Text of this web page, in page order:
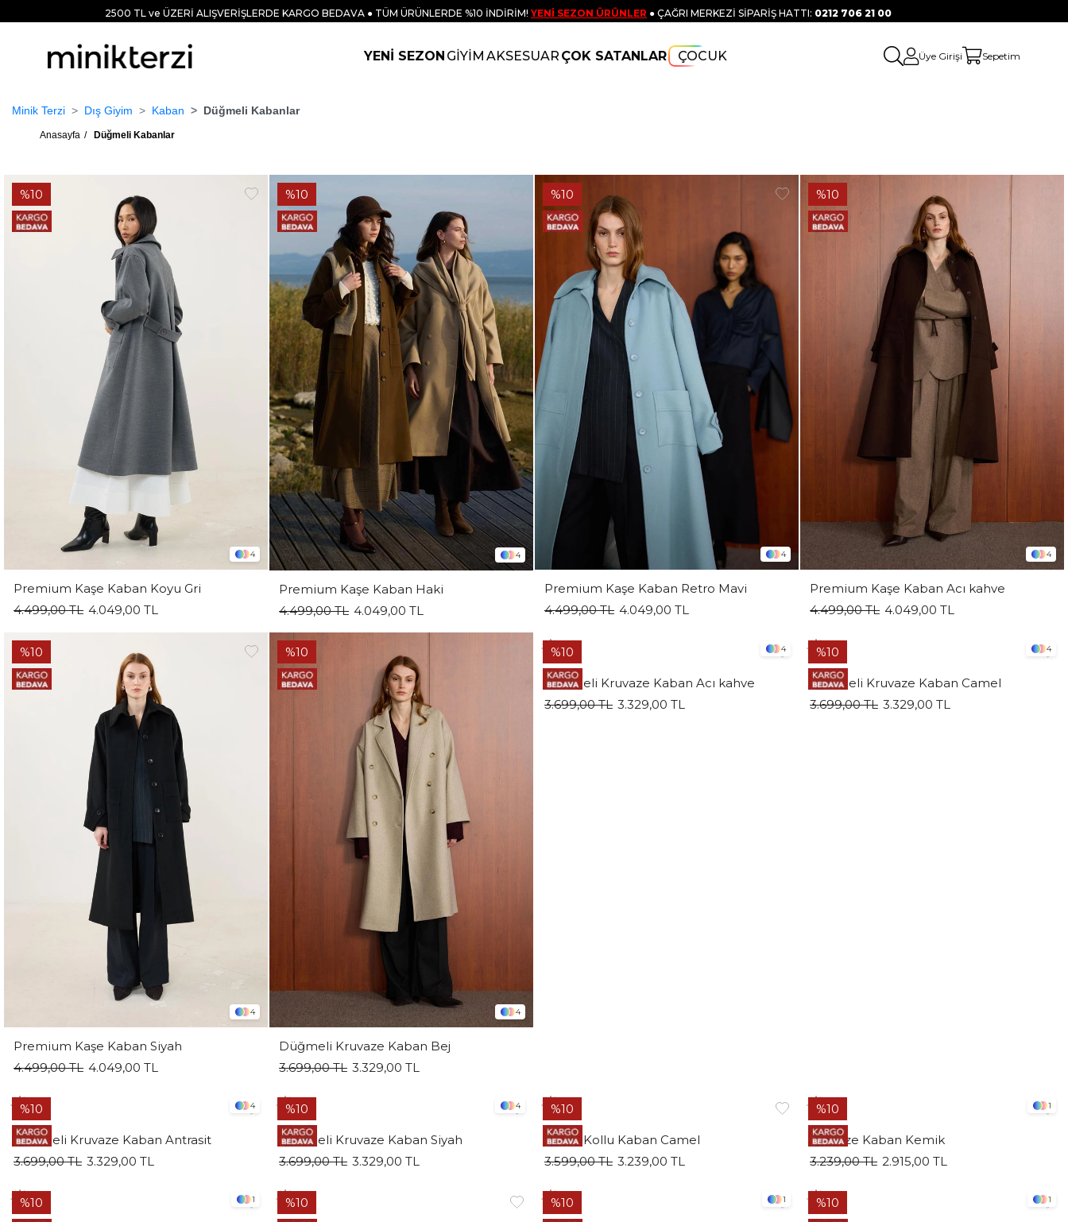
2500 TL ve ÜZERİ ALIŞVERİŞLERDE KARGO BEDAVA ● TÜM ÜRÜNLERDE %10 İNDİRİM! YENİ SEZON ÜRÜNLER ● ÇAĞRI MERKEZİ SİPARİŞ HATTI: 0212 706 21 00
YENİ SEZON GİYİM AKSESUAR ÇOK SATANLAR ÇOCUK Üye Girişi Sepetim
Anasayfa Düğmeli Kabanlar
4
Premium Kaşe Kaban Koyu Gri
4.049,00 TL
4.499,00 TL
%10
4
Premium Kaşe Kaban Haki
4.049,00 TL
4.499,00 TL
%10
4
Premium Kaşe Kaban Retro Mavi
4.049,00 TL
4.499,00 TL
%10
4
Premium Kaşe Kaban Acı kahve
4.049,00 TL
4.499,00 TL
%10
4
Premium Kaşe Kaban Siyah
4.049,00 TL
4.499,00 TL
%10
4
Düğmeli Kruvaze Kaban Bej
3.329,00 TL
3.699,00 TL
%10 4
Düğmeli Kruvaze Kaban Acı kahve
3.329,00 TL
3.699,00 TL
%10 4
Düğmeli Kruvaze Kaban Camel
3.329,00 TL
3.699,00 TL
%10
4
Düğmeli Kruvaze Kaban Antrasit
3.329,00 TL
3.699,00 TL
%10 4
Düğmeli Kruvaze Kaban Siyah
3.329,00 TL
3.699,00 TL
%10
Balon Kollu Kaban Camel
3.239,00 TL
3.599,00 TL
%10 1
Kruvaze Kaban Kemik
2.915,00 TL
3.239,00 TL
%10
1
%10 %10 1
%10 1
%10
Minik Terzi Dış Giyim Kaban Düğmeli Kabanlar